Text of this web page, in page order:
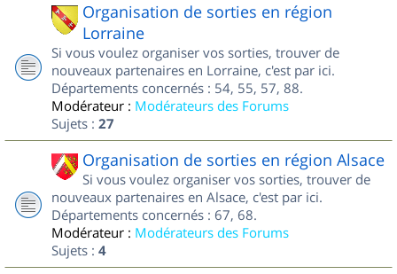
Organisation de sorties en région
Lorraine
Si vous voulez organiser vos sorties, trouver de
nouveaux partenaires en Lorraine, c'est par ici.
Départements concernés : 54, 55, 57, 88.
Modérateur : Modérateurs des Forums
Sujets : 27
Organisation de sorties en région Alsace
Si vous voulez organiser vos sorties, trouver de
nouveaux partenaires en Alsace, c'est par ici.
Départements concernés : 67, 68.
Modérateur : Modérateurs des Forums
Sujets : 4